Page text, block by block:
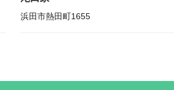
浜田市熱田町1655